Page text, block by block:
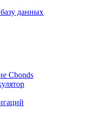
данных
Cbonds